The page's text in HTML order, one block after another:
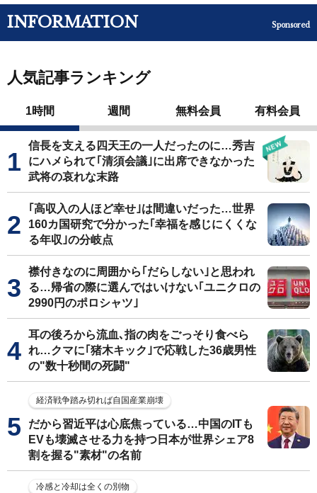
INFORMATION Sponsored
人気記事ランキング
1時間 週間 無料会員 有料会員
信長を支える四天王の一人だったのに…秀吉
にハメられて｢清須会議｣に出席できなかった
武将の哀れな末路
｢高収入の人ほど幸せ｣は間違いだった…世界
160カ国研究で分かった｢幸福を感じにくくな
る年収｣の分岐点
襟付きなのに周囲から｢だらしない｣と思われ
る…帰省の際に選んではいけない｢ユニクロの
2990円のポロシャツ｣
耳の後ろから流血､指の肉をごっそり食べら
れ…クマに｢猪木キック｣で応戦した36歳男性
の"数十秒間の死闘"
経済戦争踏み切れば自国産業崩壊
だから習近平は心底焦っている…中国のITも
EVも壊滅させる力を持つ日本が世界シェア8
割を握る"素材"の名前
冷感と冷却は全くの別物